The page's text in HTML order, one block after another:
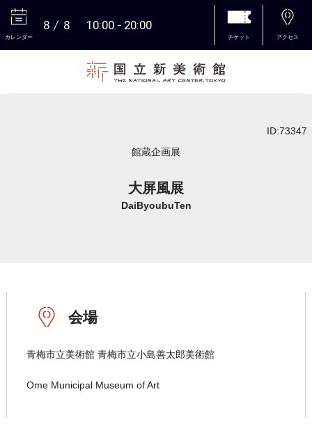
カレンダー
8 8 10:00 20:00
チケット アクセス
ID:73347
館蔵企画展
大屏風展
DaiByoubuTen
会場
青梅市立美術館 青梅市立小島善太郎美術館
Ome Municipal Museum of Art